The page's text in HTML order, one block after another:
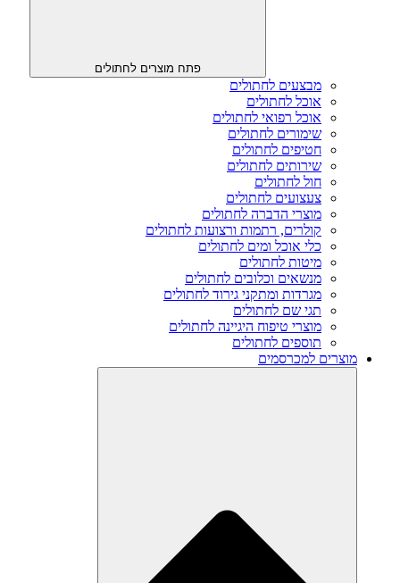
פתח מוצרים לחתולים
מבצעים לחתולים
אוכל לחתולים
אוכל רפואי לחתולים
שימורים לחתולים
חטיפים לחתולים
שירותים לחתולים
חול לחתולים
צעצועים לחתולים
מוצרי הדברה לחתולים
קולרים, רתמות ורצועות לחתולים
כלי אוכל ומים לחתולים
מיטות לחתולים
מנשאים וכלובים לחתולים
מגרדות ומתקני גירוד לחתולים
תגי שם לחתולים
מוצרי טיפוח היגיינה לחתולים
תוספים לחתולים
מוצרים למכרסמים